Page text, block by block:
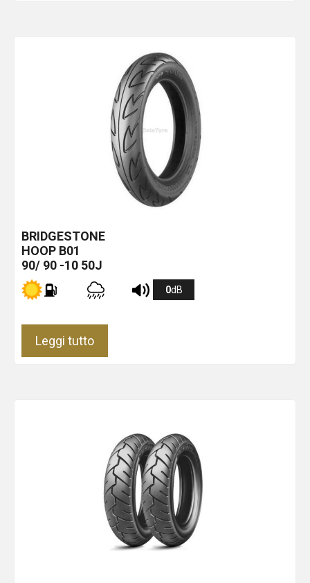
BRIDGESTONE
HOOP B01
90/ 90 -10 50J
0dB
Leggi tutto